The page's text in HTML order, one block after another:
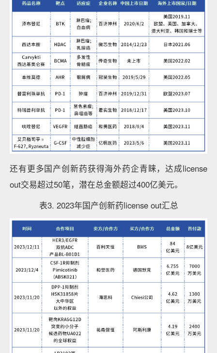
还有更多国产创新药获得海外药企青睐，达成license
out交易超过50笔，潜在总金额超过400亿美元。
表3. 2023年国产创新药license out汇总